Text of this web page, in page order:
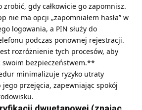
zrobić, gdy całkowicie go zapomnisz.
nie ma opcji „zapomniałem hasła” w
logowania, a PIN służy do
podczas ponownej rejestracji.
rozróżnienie tych procesów, aby
swoim bezpieczeństwem.**
minimalizuje ryzyko utraty
przejęcia, zapewniając spokój